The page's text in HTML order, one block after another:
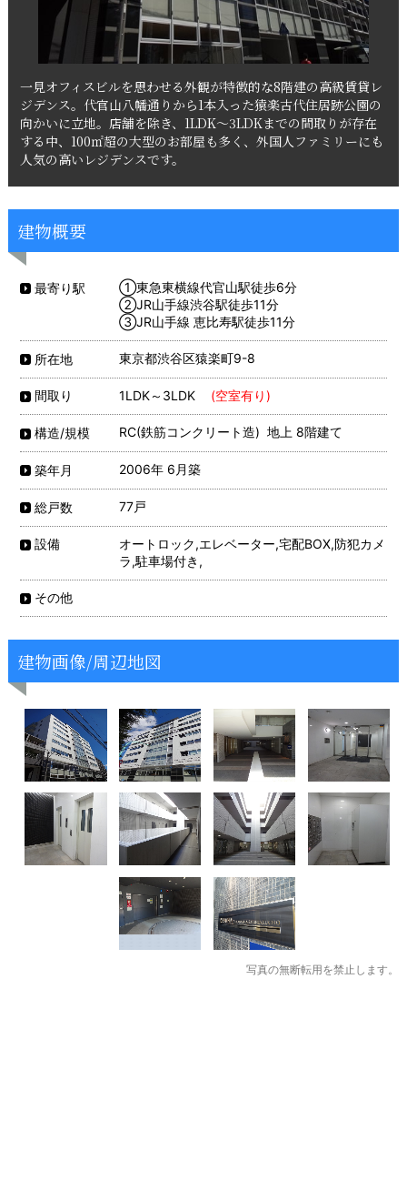
一見オフィスビルを思わせる外観が特徴的な8階建の高級賃貸レ
ジデンス。代官山八幡通りから1本入った猿楽古代住居跡公園の
向かいに立地。店舗を除き、1LDK～3LDKまでの間取りが存在
する中、100㎡超の大型のお部屋も多く、外国人ファミリーにも
人気の高いレジデンスです。
建物概要
最寄り駅
①東急東横線代官山駅徒歩6分
②JR山手線渋谷駅徒歩11分
③JR山手線 恵比寿駅徒歩11分
所在地 東京都渋谷区猿楽町9-8
間取り 1LDK～3LDK (空室有り)
構造/規模 RC(鉄筋コンクリート造) 地上 8階建て
築年月 2006年 6月築
総戸数 77戸
設備
オートロック,エレベーター,宅配BOX,防犯カメ
ラ,駐車場付き,
その他
建物画像/周辺地図
写真の無断転用を禁止します。